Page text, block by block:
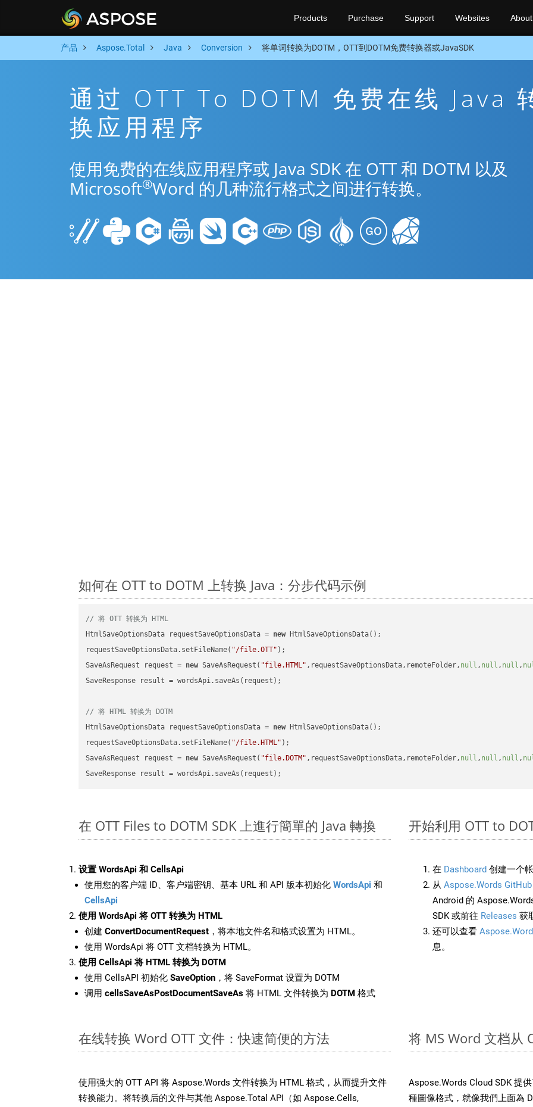
Products Purchase Support Websites About
产品 Aspose.Total Java Conversion 将单词转换为DOTM，OTT到DOTM免费转换器或JavaSDK
通过 OTT To DOTM 免费在线 Java
换应用程序
使用免费的在线应用程序或 Java SDK 在 OTT 和 DOTM 以及
Microsoft®Word 的几种流行格式之间进行转换。
如何在 OTT to DOTM 上转换 Java：分步代码示例
// 将 OTT 转换为 HTML
HtmlSaveOptionsData requestSaveOptionsData = new HtmlSaveOptionsData();
requestSaveOptionsData.setFileName( "/file.OTT" );
SaveAsRequest request = new SaveAsRequest( "file.HTML" ,requestSaveOptionsData,remoteFolder, null , null , null ,
SaveResponse result = wordsApi.saveAs(request);
// 将 HTML 转换为 DOTM
HtmlSaveOptionsData requestSaveOptionsData = new HtmlSaveOptionsData();
requestSaveOptionsData.setFileName( "/file.HTML" );
SaveAsRequest request = new SaveAsRequest( "file.DOTM" ,requestSaveOptionsData,remoteFolder, null , null , null ,
在 OTT Files to DOTM SDK 上進行簡單的 Java 轉換
设置 WordsApi 和 CellsApi
使用您的客户端 ID、客户端密钥、基本 URL 和 API 版本初始化 WordsApi 和
CellsApi
使用 WordsApi 将 OTT 转换为 HTML
创建 ConvertDocumentRequest ，将本地文件名和格式设置为 HTML。
使用 WordsApi 将 OTT 文档转换为 HTML。
使用 CellsApi 将 HTML 转换为 DOTM
使用 CellsAPI 初始化 SaveOption ，将 SaveFormat 设置为 DOTM
调用 cellsSaveAsPostDocumentSaveAs 将 HTML 文件转换为 DOTM 格式
开始利用 OTT to
在 Dashboard 创建一个
从 Aspose.Words GitHub
Android 的
SDK 或前往 Releases 获
还可以查看
息。
在线转换 Word OTT 文件：快速简便的方法
使用强大的 OTT API 将 Aspose.Words 文件转换为 HTML 格式，从而提升文件
转换能力。将转换后的文件与其他 Aspose.Total API（如 Aspose.Cells,
将 MS Word 文档从
Aspose.Words Cloud SDK 提
種圖像格式，就像我們上面為